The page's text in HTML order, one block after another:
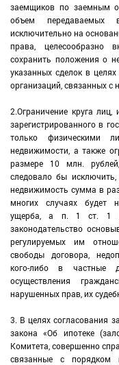
заемщиков по заемным
объем передаваемых
исключительно на
права, целесообразно
сохранить положения о
указанных сделок в
организаций, связанных с
2.Ограничение круга
зарегистрированного в
только физическими
недвижимости, а также
размере 10 млн.
следовало бы
недвижимость сумма в
многих случаях будет
ущерба, а п. 1 ст. 1
законодательство
регулируемых им
свободы договора,
кого-либо в частные
осуществления
нарушенных прав, их
3. В целях согласования
закона «Об ипотеке
Комитета, совершенно
связанные с порядком